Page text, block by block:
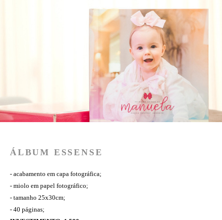
ÁLBUM ESSENSE
- acabamento em capa fotográfica;
- miolo em papel fotográfico;
- tamanho 25x30cm;
- 40 páginas;